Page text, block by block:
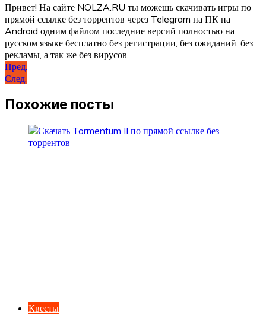
Привет! На сайте NOLZA.RU ты можешь скачивать игры по
прямой ссылке без торрентов через Telegram на ПК на
Android одним файлом последние версий полностью на
русском языке бесплатно без регистрации, без ожиданий, без
рекламы, а так же без вирусов.
Навигация
по
записям
Пред.
След.
Похожие посты
Квесты